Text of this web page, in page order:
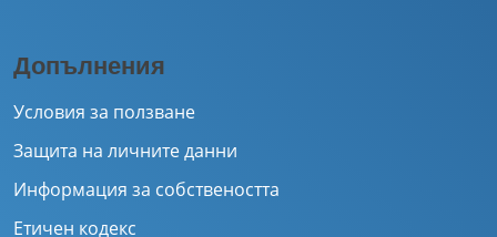
Допълнения
Условия за ползване
Защита на личните данни
Информация за собствеността
Етичен кодекс